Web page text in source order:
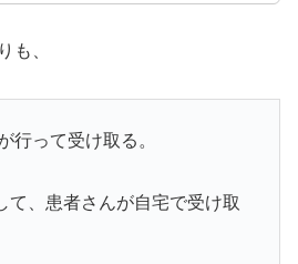
も、
行って受け取る。
て、患者さんが自宅で受け取